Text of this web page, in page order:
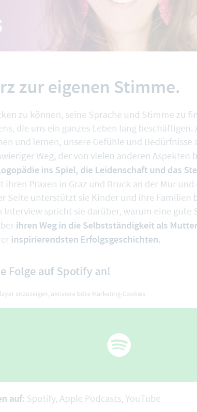
zur eigenen Stimme.
zu können, seine Sprache und Stimme zu
die uns ein ganzes Leben lang
und lernen, unsere Gefühle und Bedürfnisse
Weg, der von vielen anderen Aspekten
ins Spiel, die Leidenschaft und das
ihren Praxen in Graz und Bruck an der Mur
Seite unterstützt sie Kinder und ihre Familien
Interview spricht sie darüber, warum eine gute
ihren Weg in die Selbstständigkeit als
inspirierendsten Erfolgsgeschichten.
Folge auf Spotify an!
anzuzeigen, aktiviere bitte Marketing-Cookies.
auf: Spotify, Apple Podcasts, YouTube